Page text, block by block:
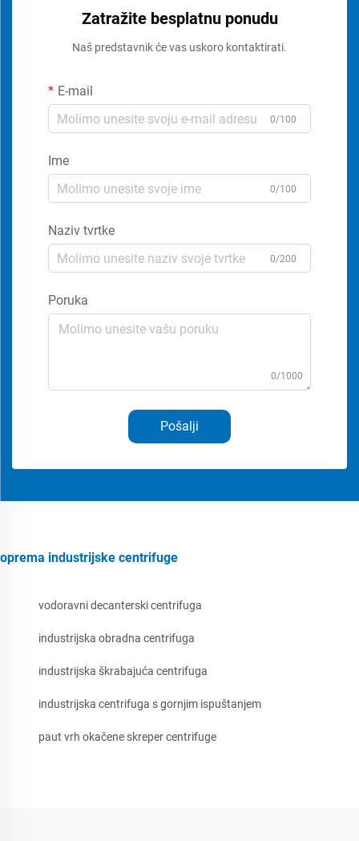
Zatražite besplatnu ponudu
Naš predstavnik će vas uskoro kontaktirati.
E-mail
0/100
Ime
0/100
Naziv tvrtke
0/200
Poruka
0/1000
Pošalji
oprema industrijske centrifuge
vodoravni decanterski centrifuga
industrijska obradna centrifuga
industrijska škrabajuća centrifuga
industrijska centrifuga s gornjim ispuštanjem
paut vrh okačene skreper centrifuge